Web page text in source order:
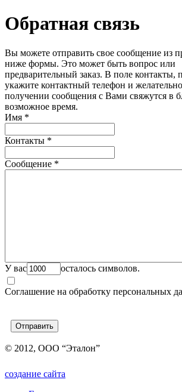
Обратная связь
Вы можете отправить свое сообщение из
ниже формы. Это может быть вопрос или
предварительный заказ. В поле контакты,
укажите контактный телефон и
получении сообщения с Вами свяжутся в
возможное время.
Имя *
Контакты *
Сообщение *
У вас осталось символов.
Соглашение на обработку персональных
© 2012, ООО “Эталон”
создание сайта